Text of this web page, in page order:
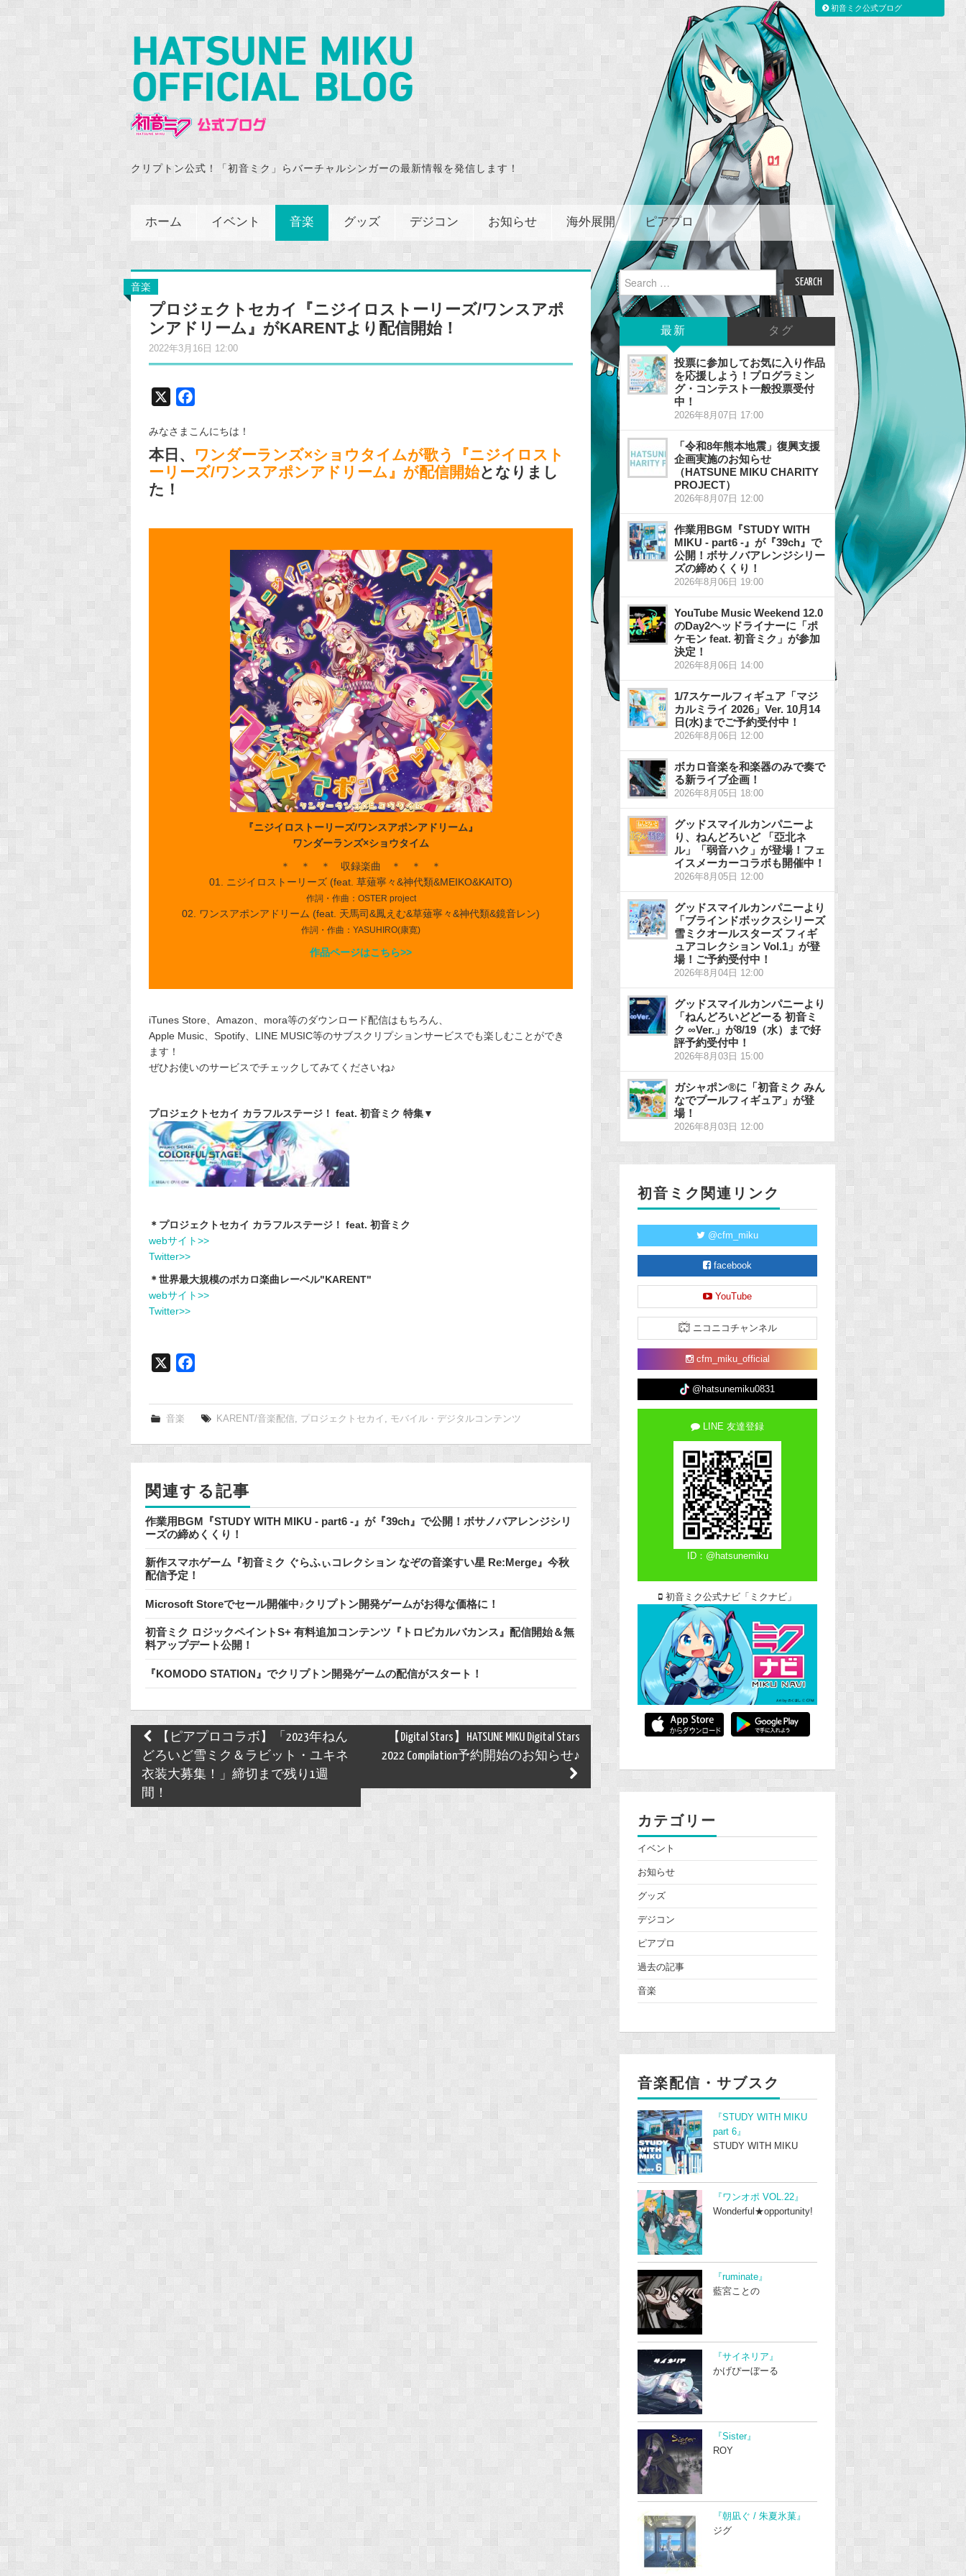
クリプトン公式！「初音ミク」らバーチャルシンガーの最新情報を発信します！
ホーム イベント 音楽 グッズ デジコン お知らせ 海外展開 ピアプロ
音楽
プロジェクトセカイ『ニジイロストーリーズ/ワンスアポ
ンアドリーム』がKARENTより配信開始！
2022年3月16日 12:00
c
e
b
k
みなさまこんにちは！
本日、 ワンダーランズ×ショウタイムが歌う『ニジイロスト
ーリーズ/ワンスアポンアドリーム』が配信開始となりまし
た！
『ニジイロストーリーズ/ワンスアポンアドリーム』
ワンダーランズ×ショウタイム
＊ ＊ ＊ 収録楽曲 ＊ ＊ ＊
01. ニジイロストーリーズ (feat. 草薙寧々&神代類&MEIKO&KAITO)
作詞・作曲：OSTER project
02. ワンスアポンアドリーム (feat. 天馬司&鳳えむ&草薙寧々&神代類&鏡音レン)
作詞・作曲：YASUHIRO(康寛)
作品ページはこちら>>
iTunes Store、Amazon、mora等のダウンロード配信はもちろん、
Apple Music、Spotify、LINE MUSIC等のサブスクリプションサービスでも楽しむことができ
ます！
ぜひお使いのサービスでチェックしてみてくださいね♪
プロジェクトセカイ カラフルステージ！ feat. 初音ミク 特集▼
＊プロジェクトセカイ カラフルステージ！ feat. 初音ミク
webサイト>>
Twitter>>
＊世界最大規模のボカロ楽曲レーベル"KARENT"
webサイト>>
Twitter>>
k
音楽 KARENT/音楽配信 プロジェクトセカイ モバイル・デジタルコンテンツ
関連する記事
作業用BGM『STUDY WITH MIKU - part6 -』が『39ch』で公開！ボサノバアレンジシリ
ーズの締めくくり！
新作スマホゲーム『初音ミク ぐらふぃコレクション なぞの音楽すい星 Re:Merge』今秋
配信予定！
Microsoft Storeでセール開催中♪クリプトン開発ゲームがお得な価格に！
初音ミク ロジックペイントS+ 有料追加コンテンツ『トロピカルバカンス』配信開始＆無
料アップデート公開！
『KOMODO STATION』でクリプトン開発ゲームの配信がスタート！
Post
navigation
【ピアプロコラボ】「2023年ねん
どろいど雪ミク＆ラビット・ユキネ
衣装大募集！」締切まで残り1週
間！
【Digital Stars】HATSUNE MIKU Digital Stars
2022 Compilation予約開始のお知らせ♪
Search
for:
最新 タグ
投票に参加してお気に入り作品
を応援しよう！プログラミン
グ・コンテスト一般投票受付
中！
2026年8月07日 17:00
「令和8年熊本地震」復興支援
企画実施のお知らせ
（HATSUNE MIKU CHARITY
PROJECT）
2026年8月07日 12:00
作業用BGM『STUDY WITH
MIKU - part6 -』が『39ch』で
公開！ボサノバアレンジシリー
ズの締めくくり！
2026年8月06日 19:00
YouTube Music Weekend 12.0
のDay2ヘッドライナーに「ポ
ケモン feat. 初音ミク」が参加
決定！
2026年8月06日 14:00
1/7スケールフィギュア「マジ
カルミライ 2026」Ver. 10月14
日(水)までご予約受付中！
2026年8月06日 12:00
ボカロ音楽を和楽器のみで奏で
る新ライブ企画！
2026年8月05日 18:00
グッドスマイルカンパニーよ
り、ねんどろいど 「亞北ネ
ル」「弱音ハク」が登場！フェ
イスメーカーコラボも開催中！
2026年8月05日 12:00
グッドスマイルカンパニーより
「ブラインドボックスシリーズ
雪ミクオールスターズ フィギ
ュアコレクション Vol.1」が登
場！ご予約受付中！
2026年8月04日 12:00
グッドスマイルカンパニーより
「ねんどろいどどーる 初音ミ
ク ∞Ver.」が8/19（水）まで好
評予約受付中！
2026年8月03日 15:00
ガシャポン®に「初音ミク みん
なでプールフィギュア」が登
場！
2026年8月03日 12:00
初音ミク関連リンク
@cfm_miku
facebook
YouTube
ニコニコチャンネル
cfm_miku_official
@hatsunemiku0831
LINE 友達登録
ID：@hatsunemiku
初音ミク公式ナビ「ミクナビ」
カテゴリー
イベント
お知らせ
グッズ
デジコン
ピアプロ
過去の記事
音楽
音楽配信・サブスク
『STUDY WITH MIKU
part 6』
STUDY WITH MIKU
『ワンオポ VOL.22』
Wonderful★opportunity!
『ruminate』
藍宮ことの
『サイネリア』
かげぴーぼーる
『Sister』
ROY
『朝凪ぐ / 朱夏氷菓』
ジグ
初音ミク公式ブログ